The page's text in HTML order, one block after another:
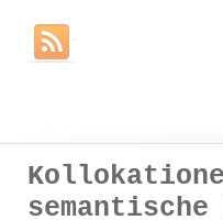
semantische